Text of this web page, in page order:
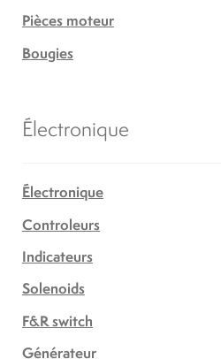
Pièces moteur
Bougies
Électronique
Électronique
Controleurs
Indicateurs
Solenoids
F&R switch
Générateur